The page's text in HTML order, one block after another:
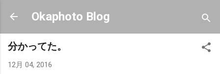
スキップしてメイン コンテンツに移動
Okaphoto Blog
分かってた。
12月 04, 2016